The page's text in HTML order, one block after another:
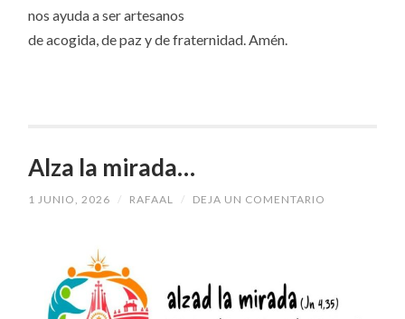
nos ayuda a ser artesanos
de acogida, de paz y de fraternidad. Amén.
Alza la mirada…
1 JUNIO, 2026 / RAFAAL / DEJA UN COMENTARIO